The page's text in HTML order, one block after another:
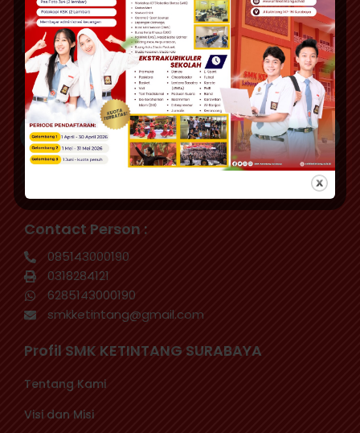
Info lebih lanjut :
Hubungi kamimelalui email
Contact Person :
085143000190
0318284121
6285143000190
smkketintang@gmail.com
Profil SMK KETINTANG SURABAYA
Tentang Kami
Visi dan Misi